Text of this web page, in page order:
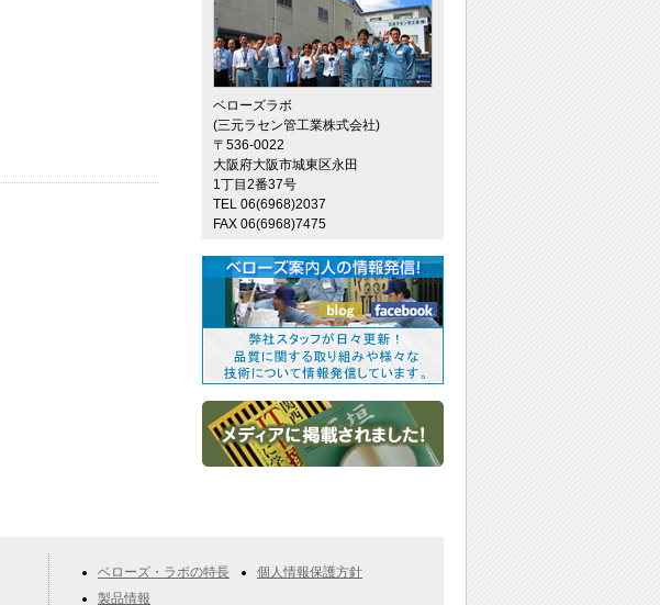
ベローズラボ
(三元ラセン管工業株式会社)
〒536-0022
大阪府大阪市城東区永田
1丁目2番37号
TEL 06(6968)2037
FAX 06(6968)7475
ベローズ・ラボの特長
製品情報
個人情報保護方針